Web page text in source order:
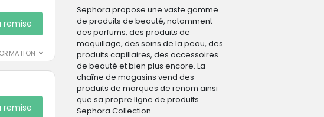
remise
remise
Sephora propose une vaste gamme
de produits de beauté, notamment
des parfums, des produits de
maquillage, des soins de la peau, des
produits capillaires, des accessoires
de beauté et bien plus encore. La
chaîne de magasins vend des
produits de marques de renom ainsi
que sa propre ligne de produits
Sephora Collection.